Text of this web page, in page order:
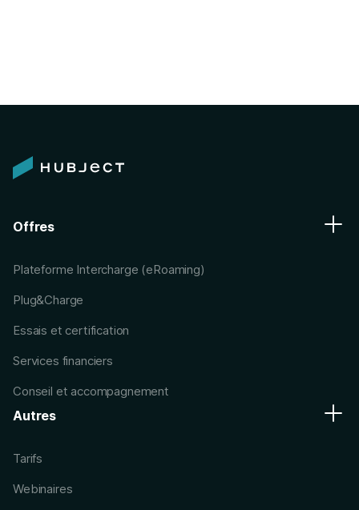
Offres
Plateforme Intercharge (eRoaming)
Plug&Charge
Essais et certification
Services financiers
Conseil et accompagnement
Autres
Tarifs
Webinaires